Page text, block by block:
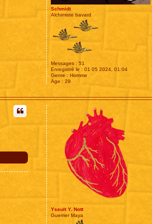
Schmidt
Alchimiste bavard
Messages : 51
Enregistré le : 01 05 2024, 01:04
Genre : Homme
Âge : 29
Yseult Y. Nott
Guerrier Maya